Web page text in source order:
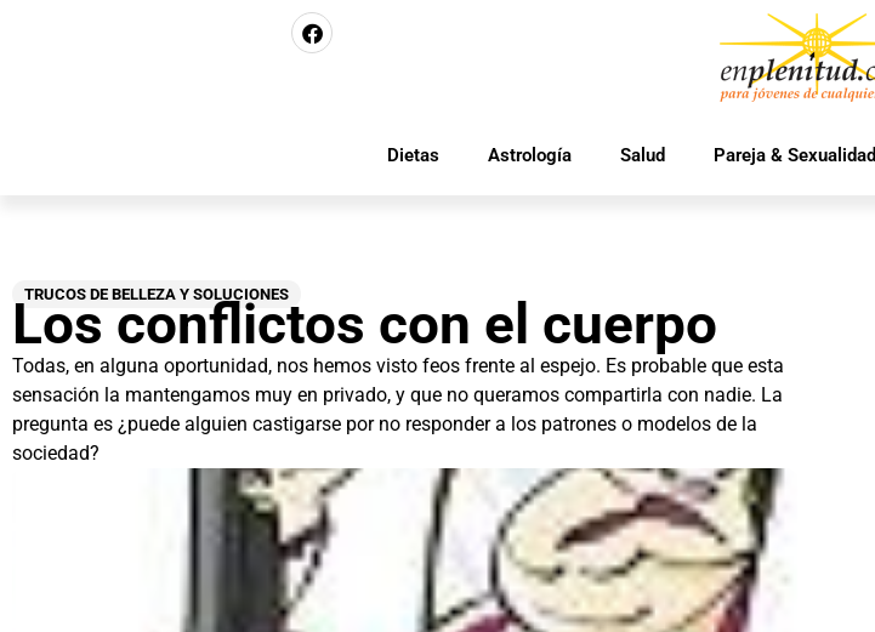
Dietas Astrología Salud Pareja & Sexualidad
TRUCOS DE BELLEZA Y SOLUCIONES
Los conflictos con el cuerpo
Todas, en alguna oportunidad, nos hemos visto feos frente al espejo. Es probable que esta
sensación la mantengamos muy en privado, y que no queramos compartirla con nadie. La
pregunta es ¿puede alguien castigarse por no responder a los patrones o modelos de la
sociedad?